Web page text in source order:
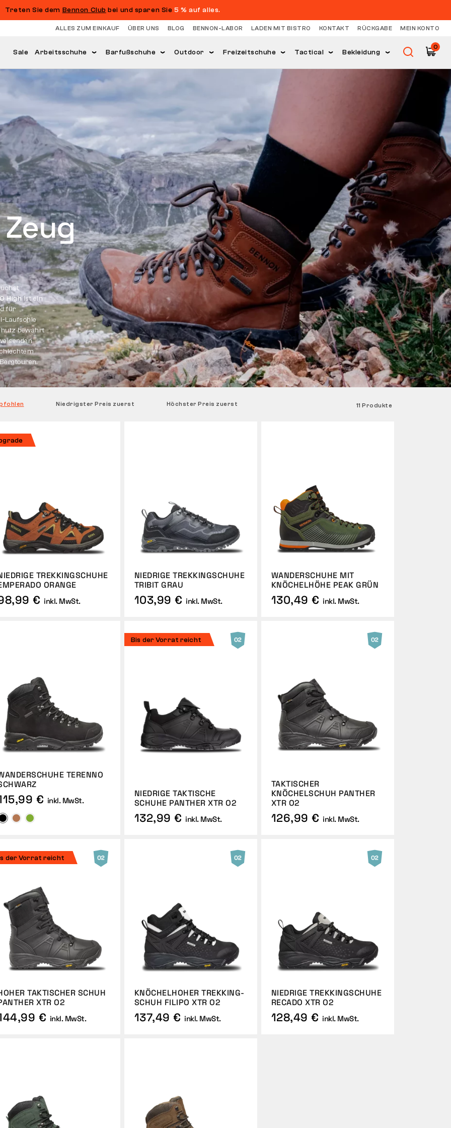
Treten Sie dem Bennon Club bei und sparen Sie 5 % auf alles.
ALLES ZUM EINKAUF ÜBER UNS BLOG BENNON-LABOR LADEN MIT BISTRO KONTAKT RÜCKGABE MEIN KONTO
Sale Arbeitsschuhe Barfußschuhe Outdoor Freizeitschuhe Tactical Bekleidung
0
High ist ein
für
Laufsohle
bewahrt
11 Produkte
Niedrigster Preis zuerst Höchster Preis zuerst
TREKKINGSCHUHE
ORANGE
€ inkl. MwSt.
NIEDRIGE TREKKINGSCHUHE
TRIBIT GRAU
103,99 € inkl. MwSt.
WANDERSCHUHE MIT
KNÖCHELHÖHE PEAK GRÜN
130,49 € inkl. MwSt.
TERENNO
€ inkl. MwSt.
Bis der Vorrat reicht
NIEDRIGE TAKTISCHE
SCHUHE PANTHER XTR O2
132,99 € inkl. MwSt.
TAKTISCHER
KNÖCHELSCHUH PANTHER
XTR O2
126,99 € inkl. MwSt.
der Vorrat reicht
TAKTISCHER SCHUH
XTR O2
€ inkl. MwSt.
KNÖCHELHOHER TREKKING-
SCHUH FILIPO XTR O2
137,49 € inkl. MwSt.
NIEDRIGE TREKKINGSCHUHE
RECADO XTR O2
128,49 € inkl. MwSt.